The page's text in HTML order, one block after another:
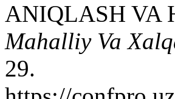
ANIQLASH VA
Mahalliy Va
29.